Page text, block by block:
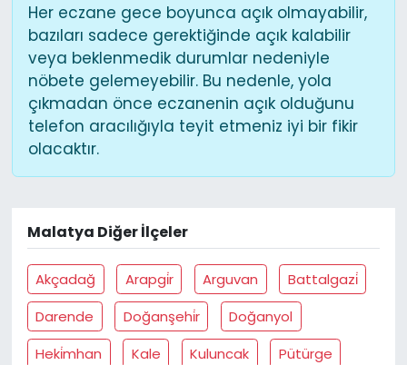
Her eczane gece boyunca açık olmayabilir,
bazıları sadece gerektiğinde açık kalabilir
veya beklenmedik durumlar nedeniyle
nöbete gelemeyebilir. Bu nedenle, yola
çıkmadan önce eczanenin açık olduğunu
telefon aracılığıyla teyit etmeniz iyi bir fikir
olacaktır.
Malatya Diğer İlçeler
Akçadağ Arapgi̇r Arguvan
Battalgazi̇
Darende
Doğanşehi̇r
Doğanyol
Heki̇mhan
Kale Kuluncak
Pütürge